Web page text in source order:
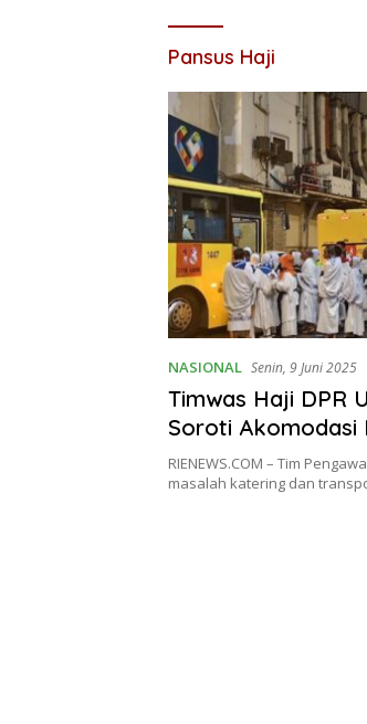
Pansus Haji
NASIONAL Senin, 9 Juni 2025
Timwas Haji DPR
Soroti Akomodasi
RIENEWS.COM – Tim
masalah katering dan